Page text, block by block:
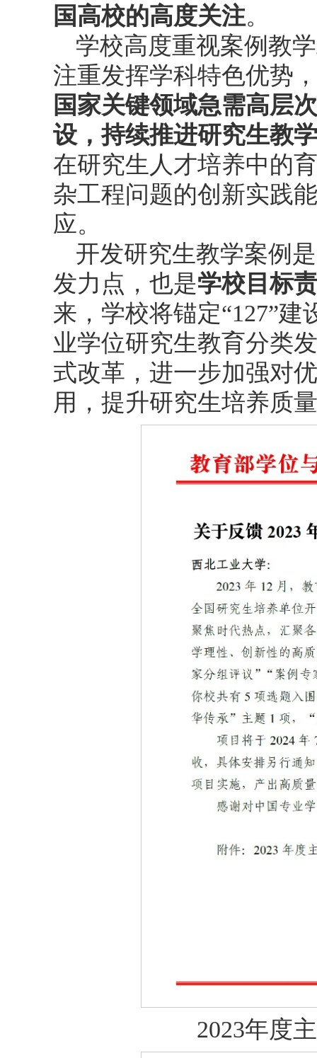
国高校的高度关注。
学校高度重视案例教
注重发挥学科特色优势
国家关键领域急需高层
设，持续推进研究生教
在研究生人才培养中的
杂工程问题的创新实践
应。
开发研究生教学案例
发力点，也是学校目标
来，学校将锚定“127”
业学位研究生教育分类
式改革，进一步加强对
用，提升研究生培养质
2023年度